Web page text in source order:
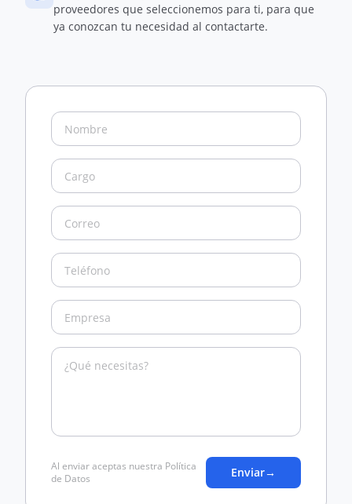
proveedores que seleccionemos para ti, para que
ya conozcan tu necesidad al contactarte.
Al enviar aceptas nuestra Política
de Datos
Enviar→